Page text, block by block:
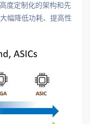
度定制化的架构和先
幅降低功耗、提高性